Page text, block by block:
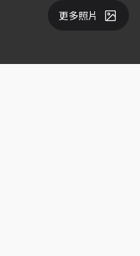
更多照片